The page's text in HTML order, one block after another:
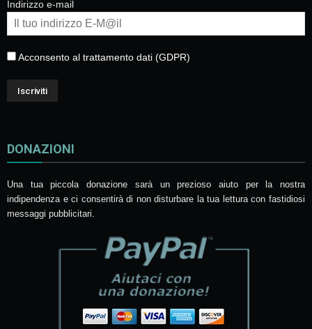
Indirizzo e-mail
Acconsento al trattamento dati (GDPR)
DONAZIONI
Una tua piccola donazione sarà un prezioso aiuto per la nostra
indipendenza e ci consentirà di non disturbare la tua lettura con fastidiosi
messaggi pubblicitari.